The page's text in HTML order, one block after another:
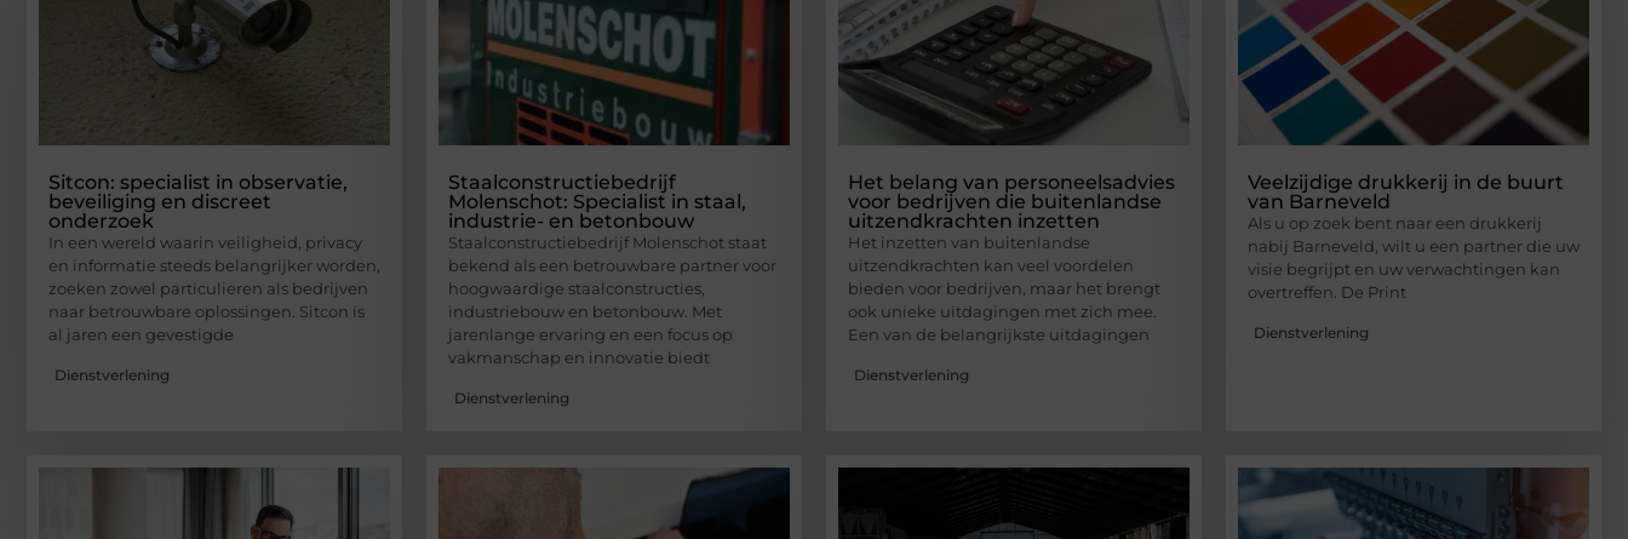
Sitcon: specialist in observatie,
beveiliging en discreet
onderzoek
In een wereld waarin veiligheid, privacy
en informatie steeds belangrijker worden,
zoeken zowel particulieren als bedrijven
naar betrouwbare oplossingen. Sitcon is
al jaren een gevestigde
Dienstverlening
Staalconstructiebedrijf
Molenschot: Specialist in staal,
industrie- en betonbouw
Staalconstructiebedrijf Molenschot staat
bekend als een betrouwbare partner voor
hoogwaardige staalconstructies,
industriebouw en betonbouw. Met
jarenlange ervaring en een focus op
vakmanschap en innovatie biedt
Dienstverlening
Het belang van personeelsadvies
voor bedrijven die buitenlandse
uitzendkrachten inzetten
Het inzetten van buitenlandse
uitzendkrachten kan veel voordelen
bieden voor bedrijven, maar het brengt
ook unieke uitdagingen met zich mee.
Een van de belangrijkste uitdagingen
Dienstverlening
Veelzijdige drukkerij in de buurt
van Barneveld
Als u op zoek bent naar een drukkerij
nabij Barneveld, wilt u een partner die uw
visie begrijpt en uw verwachtingen kan
overtreffen. De Print
Dienstverlening